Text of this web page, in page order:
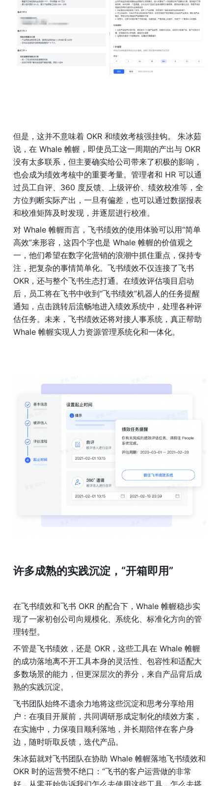
但是，这并不意味着 OKR 和绩效考核强挂钩。 朱冰茹
说，在 Whale 帷幄，即使员工这一周期的产出与 OKR
没有太多联系，但主要确实给公司带来了积极的影响，
也会成为绩效考核中的重要考量。管理者和 HR 可以通
过员工自评、360 度反馈、上级评价、绩效校准等，全
方位判断实际产出，一旦有偏差，也可以通过数据报表
和校准矩阵及时发现，并逐层进行校准。
对 Whale 帷幄而言，飞书绩效的使用体验可以用“简单
高效”来形容，这四个字也是 Whale 帷幄的价值观之
一，他们希望在数字化营销的浪潮中抓住重点，保持专
注，把复杂的事情简单化。飞书绩效不仅连接了飞书
OKR，还与整个飞书生态打通。在绩效评估项目启动
后，员工将在飞书中收到“飞书绩效”机器人的任务提醒
通知，点击跳转后流畅地进入绩效系统中，处理各种评
估任务。未来，飞书绩效还将对接人事系统，真正帮助
Whale 帷幄实现人力资源管理系统化和一体化。
许多成熟的实践沉淀，“开箱即用”
在飞书绩效和飞书 OKR 的配合下，Whale 帷幄稳步实
现了一家初创公司向规模化、系统化、标准化方向的管
理转型。
不管是飞书绩效，还是 OKR，这些工具在 Whale 帷幄
的成功落地离不开工具本身的灵活性、包容性和适配大
多数场景的能力，但更深层次的养分，来自产品背后成
熟的实践沉淀。
飞书团队始终不遗余力地将这些沉淀和思考分享给用
户：在项目开展前，共同调研形成定制化的绩效方案，
在实施中，力保项目顺利落地，并长期陪伴在客户身
边，随时听取反馈，迭代产品。
朱冰茹就对飞书团队在协助 Whale 帷幄落地飞书绩效和
OKR 时的运营赞不绝口：“飞书的客户运营做的非常